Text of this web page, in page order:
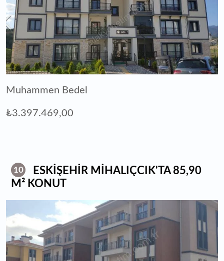
Muhammen Bedel
₺3.397.469,00
10
ESKİŞEHİR MİHALIÇCIK'TA 85,90
M² KONUT